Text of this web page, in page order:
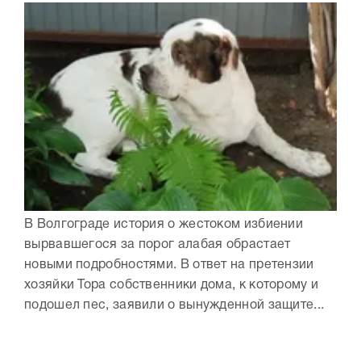
В Волгограде история о жестоком избиении
вырвавшегося за порог алабая обрастает
новыми подробностями. В ответ на претензии
хозяйки Тора собственники дома, к которому и
подошел пес, заявили о вынужденной защите...